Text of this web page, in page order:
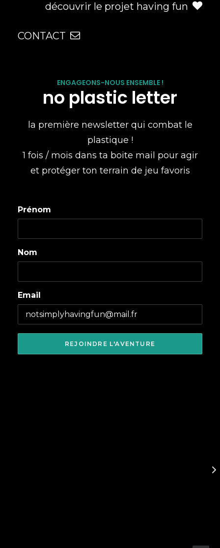
découvrir le projet having fun
CONTACT
ENGAGEONS-NOUS ENSEMBLE !
no plastic letter
la première newsletter qui combat le
plastique !
1 fois / mois dans ta boite mail pour agir
et protéger ton terrain de jeu favoris
Prénom
Nom
Email